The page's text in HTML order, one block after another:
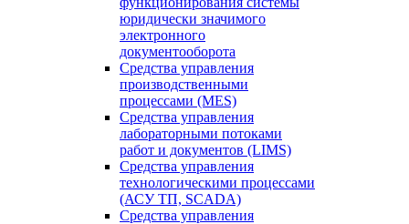
юридически значимого
электронного
документооборота
Средства управления
производственными
процессами (MES)
Средства управления
лабораторными потоками
работ и документов (LIMS)
Средства управления
технологическими процессами
(АСУ ТП, SCADA)
Средства управления